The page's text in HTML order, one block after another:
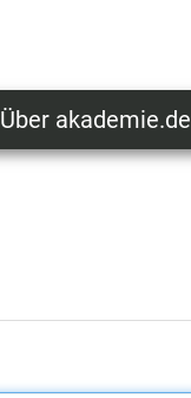
User
Über akademie.de